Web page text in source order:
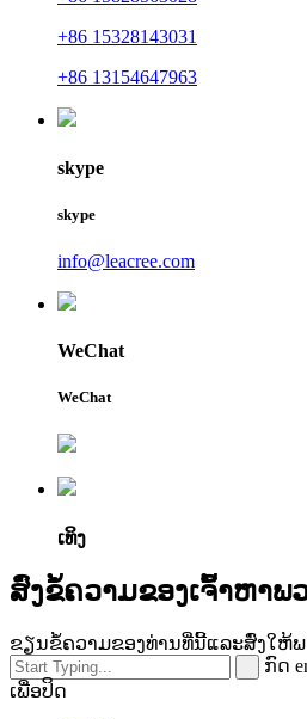
+86 15328143031
+86 13154647963
skype
skype
info@leacree.com
WeChat
WeChat
ເທິງ
ສົ່ງຂໍ້ຄວາມຂອງເຈົ້າຫາພ
ຂຽນຂໍ້ຄວາມຂອງທ່ານທີ່ນີ້ແລະສົ່ງໃຫ້ພ
ກົດ
ເພື່ອປິດ